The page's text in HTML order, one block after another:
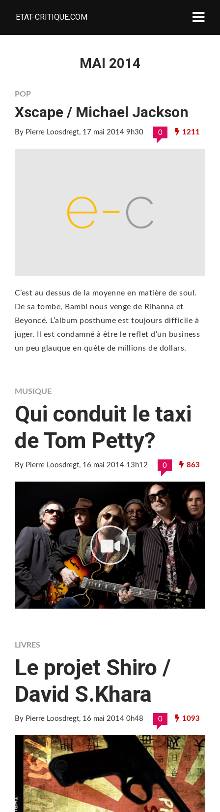
ETAT-CRITIQUE.COM
MAI 2014
POP
Xscape / Michael Jackson
By Pierre Loosdregt, 17 mai 2014 9h30 0 1211
C’est au dessus de la moyenne en matière de soul.
De sa tombe, Bambi nous venge de Rihanna et
Beyoncé. L’album posthume est toujours difficile à
juger. Il est condamné à être le reflet d’un business
un peu glauque en quête de millions de dollars.
MUSIQUE
Qui conduit le taxi
de Tom Petty?
By Pierre Loosdregt, 16 mai 2014 13h12 0 863
LIVRES
Le projet Shiro /
David S.Khara
By Pierre Loosdregt, 16 mai 2014 0h48 0 1093